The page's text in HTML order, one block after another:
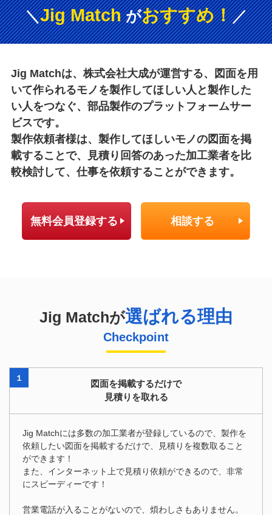
＼Jig Matchがおすすめ！／
Jig Matchは、株式会社大成が運営する、図面を用
いて作られるモノを製作してほしい人と製作した
い人をつなぐ、部品製作のプラットフォームサー
ビスです。
製作依頼者様は、製作してほしいモノの図面を掲
載することで、見積り回答のあった加工業者を比
較検討して、仕事を依頼することができます。
無料会員登録する 相談する
Jig Matchが選ばれる理由
Checkpoint
１
図面を掲載するだけで
見積りを取れる
Jig Matchには多数の加工業者が登録しているので、製作を
依頼したい図面を掲載するだけで、見積りを複数取ること
ができます！
また、インターネット上で見積り依頼ができるので、非常
にスピーディーです！
営業電話が入ることがないので、煩わしさもありません。